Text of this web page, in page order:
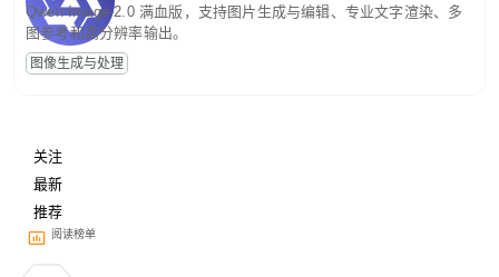
Qwen-Image-2.0 满血版，支持图片生成与编辑、专业文字渲染、多
图参考和高分辨率输出。
图像生成与处理
关注
最新
推荐
阅读榜单